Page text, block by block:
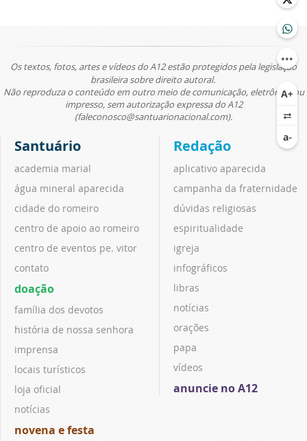
Os textos, fotos, artes e vídeos do A12 estão protegidos pela legislação
brasileira sobre direito autoral.
Não reproduza o conteúdo em outro meio de comunicação, eletrônico ou
impresso, sem autorização expressa do A12
(faleconosco@santuarionacional.com).
Santuário
academia marial
água mineral aparecida
cidade do romeiro
centro de apoio ao romeiro
centro de eventos pe. vitor
contato
doação
família dos devotos
história de nossa senhora
imprensa
locais turísticos
loja oficial
notícias
novena e festa
Redação
aplicativo aparecida
campanha da fraternidade
dúvidas religiosas
espiritualidade
igreja
infográficos
libras
notícias
orações
papa
vídeos
anuncie no A12